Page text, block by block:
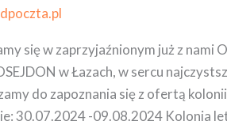
się w zaprzyjaźnionym już z nami
w Łazach, w sercu
do zapoznania się z ofertą
30.07.2024 -09.08.2024 Kolonia